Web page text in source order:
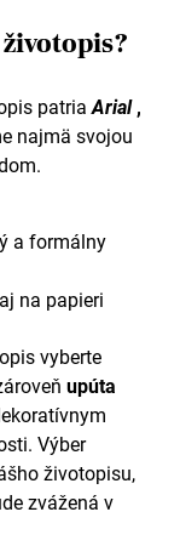
patriaArial ,
najmä svojou
a formálny
na papieri
vyberte
upúta
Výber
životopisu,
zvážená v